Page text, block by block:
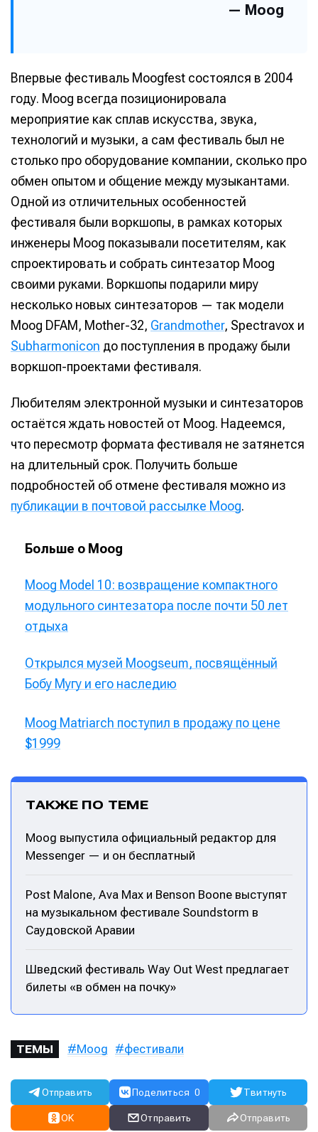
— Moog
Впервые фестиваль Moogfest состоялся в 2004
году. Moog всегда позиционировала
мероприятие как сплав искусства, звука,
технологий и музыки, а сам фестиваль был не
столько про оборудование компании, сколько про
обмен опытом и общение между музыкантами.
Одной из отличительных особенностей
фестиваля были воркшопы, в рамках которых
инженеры Moog показывали посетителям, как
спроектировать и собрать синтезатор Moog
своими руками. Воркшопы подарили миру
несколько новых синтезаторов — так модели
Moog DFAM, Mother-32, Grandmother, Spectravox и
Subharmonicon до поступления в продажу были
воркшоп-проектами фестиваля.
Любителям электронной музыки и синтезаторов
остаётся ждать новостей от Moog. Надеемся,
что пересмотр формата фестиваля не затянется
на длительный срок. Получить больше
подробностей об отмене фестиваля можно из
публикации в почтовой рассылке Moog.
Больше о Moog
Moog Model 10: возвращение компактного
модульного синтезатора после почти 50 лет
отдыха
Открылся музей Moogseum, посвящённый
Бобу Мугу и его наследию
Moog Matriarch поступил в продажу по цене
$1999
ТАКЖЕ ПО ТЕМЕ
Moog выпустила официальный редактор для
Messenger — и он бесплатный
Post Malone, Ava Max и Benson Boone выступят
на музыкальном фестивале Soundstorm в
Саудовской Аравии
Шведский фестиваль Way Out West предлагает
билеты «в обмен на почку»
ТЕМЫ Moog фестивали
Отправить Поделиться 0 Твитнуть
OK Отправить Отправить